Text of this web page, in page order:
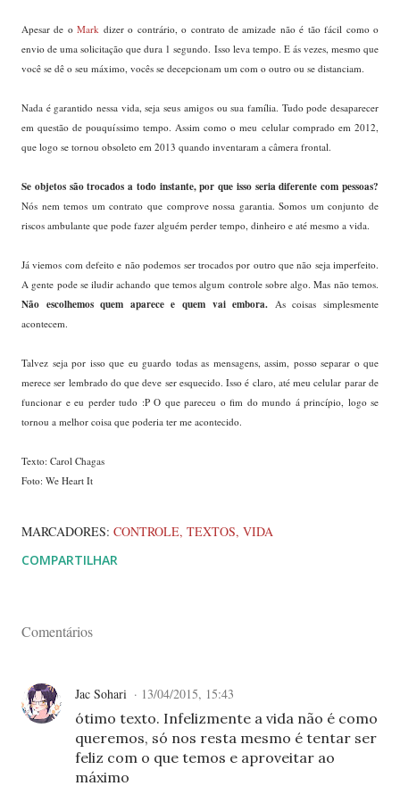
Apesar de oMark dizer o contrário, o contrato de amizade não é tão fácil como o
envio de uma solicitação que dura 1 segundo. Isso leva tempo. E ás vezes, mesmo que
você se dê o seu máximo, vocês se decepcionam um com o outro ou se distanciam.
Nada é garantido nessa vida, seja seus amigos ou sua família. Tudo pode desaparecer
em questão de pouquíssimo tempo. Assim como o meu celular comprado em 2012,
que logo se tornou obsoleto em 2013 quando inventaram a câmera frontal.
Se objetos são trocados a todo instante, por que isso seria diferente com pessoas?
Nós nem temos um contrato que comprove nossa garantia. Somos um conjunto de
riscos ambulante que pode fazer alguém perder tempo, dinheiro e até mesmo a vida.
Já viemos com defeito e não podemos ser trocados por outro que não seja imperfeito.
A gente pode se iludir achando que temos algum controle sobre algo. Mas não temos.
Não escolhemos quem aparece e quem vai embora. As coisas simplesmente
acontecem.
Talvez seja por isso que eu guardo todas as mensagens, assim, posso separar o que
merece ser lembrado do que deve ser esquecido. Isso é claro, até meu celular parar de
funcionar e eu perder tudo :P O que pareceu o fim do mundo á princípio, logo se
tornou a melhor coisa que poderia ter me acontecido.
Texto: Carol Chagas
Foto: We Heart It
MARCADORES: CONTROLE TEXTOS VIDA
COMPARTILHAR
Comentários
Jac Sohari 13/04/2015, 15:43
ótimo texto. Infelizmente a vida não é como
queremos, só nos resta mesmo é tentar ser
feliz com o que temos e aproveitar ao
máximo